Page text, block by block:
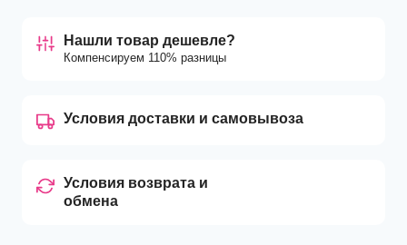
Нашли товар дешевле?
Компенсируем 110% разницы
Условия доставки и самовывоза
Условия возврата и
обмена